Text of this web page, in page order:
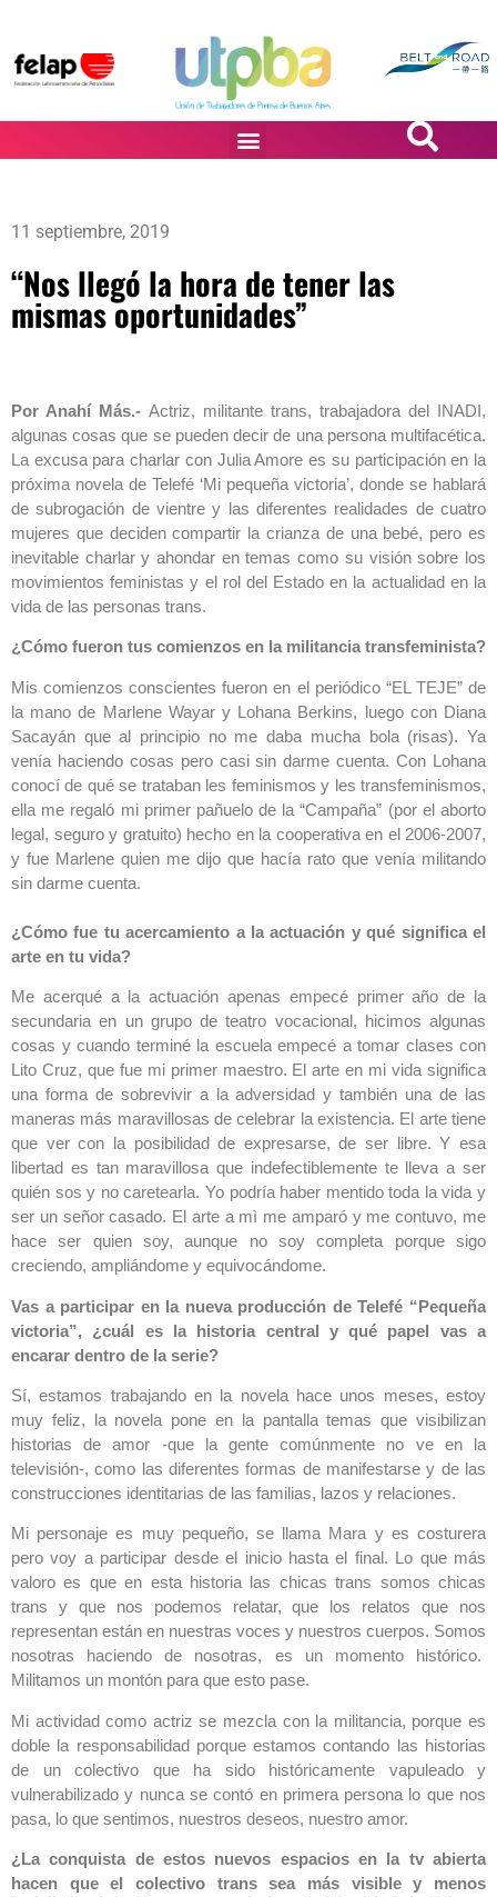
11 septiembre, 2019
“Nos llegó la hora de tener las
mismas oportunidades”
Por Anahí Más.- Actriz, militante trans, trabajadora del INADI,
algunas cosas que se pueden decir de una persona multifacética.
La excusa para charlar con Julia Amore es su participación en la
próxima novela de Telefé ‘Mi pequeña victoria’, donde se hablará
de subrogación de vientre y las diferentes realidades de cuatro
mujeres que deciden compartir la crianza de una bebé, pero es
inevitable charlar y ahondar en temas como su visión sobre los
movimientos feministas y el rol del Estado en la actualidad en la
vida de las personas trans.
¿Cómo fueron tus comienzos en la militancia transfeminista?
Mis comienzos conscientes fueron en el periódico “EL TEJE” de
la mano de Marlene Wayar y Lohana Berkins, luego con Diana
Sacayán que al principio no me daba mucha bola (risas). Ya
venía haciendo cosas pero casi sin darme cuenta. Con Lohana
conocí de qué se trataban les feminismos y les transfeminismos,
ella me regaló mi primer pañuelo de la “Campaña” (por el aborto
legal, seguro y gratuito) hecho en la cooperativa en el 2006-2007,
y fue Marlene quien me dijo que hacía rato que venía militando
sin darme cuenta.
¿Cómo fue tu acercamiento a la actuación y qué significa el
arte en tu vida?
Me acerqué a la actuación apenas empecé primer año de la
secundaria en un grupo de teatro vocacional, hicimos algunas
cosas y cuando terminé la escuela empecé a tomar clases con
Lito Cruz, que fue mi primer maestro. El arte en mi vida significa
una forma de sobrevivir a la adversidad y también una de las
maneras más maravillosas de celebrar la existencia. El arte tiene
que ver con la posibilidad de expresarse, de ser libre. Y esa
libertad es tan maravillosa que indefectiblemente te lleva a ser
quién sos y no caretearla. Yo podría haber mentido toda la vida y
ser un señor casado. El arte a mì me amparó y me contuvo, me
hace ser quien soy, aunque no soy completa porque sigo
creciendo, ampliándome y equivocándome.
Vas a participar en la nueva producción de Telefé “Pequeña
victoria”, ¿cuál es la historia central y qué papel vas a
encarar dentro de la serie?
Sí, estamos trabajando en la novela hace unos meses, estoy
muy feliz, la novela pone en la pantalla temas que visibilizan
historias de amor -que la gente comúnmente no ve en la
televisión-, como las diferentes formas de manifestarse y de las
construcciones identitarias de las familias, lazos y relaciones.
Mi personaje es muy pequeño, se llama Mara y es costurera
pero voy a participar desde el inicio hasta el final. Lo que más
valoro es que en esta historia las chicas trans somos chicas
trans y que nos podemos relatar, que los relatos que nos
representan están en nuestras voces y nuestros cuerpos. Somos
nosotras haciendo de nosotras, es un momento histórico.
Militamos un montón para que esto pase.
Mi actividad como actriz se mezcla con la militancia, porque es
doble la responsabilidad porque estamos contando las historias
de un colectivo que ha sido históricamente vapuleado y
vulnerabilizado y nunca se contó en primera persona lo que nos
pasa, lo que sentimos, nuestros deseos, nuestro amor.
¿La conquista de estos nuevos espacios en la tv abierta
hacen que el colectivo trans sea más visible y menos